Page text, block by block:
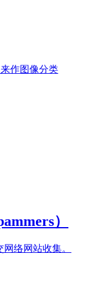
作图像分类
）
络网站收集。